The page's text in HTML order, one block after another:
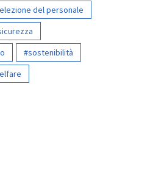
del personale
sostenibilità